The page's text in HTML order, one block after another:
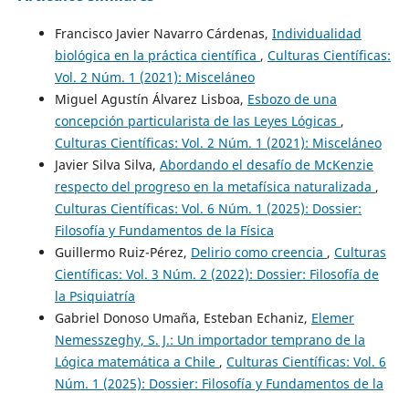
Francisco Javier Navarro Cárdenas, Individualidad
biológica en la práctica científica , Culturas Científicas:
Vol. 2 Núm. 1 (2021): Misceláneo
Miguel Agustín Álvarez Lisboa, Esbozo de una
concepción particularista de las Leyes Lógicas ,
Culturas Científicas: Vol. 2 Núm. 1 (2021): Misceláneo
Javier Silva Silva, Abordando el desafío de McKenzie
respecto del progreso en la metafísica naturalizada ,
Culturas Científicas: Vol. 6 Núm. 1 (2025): Dossier:
Filosofía y Fundamentos de la Física
Guillermo Ruiz-Pérez, Delirio como creencia , Culturas
Científicas: Vol. 3 Núm. 2 (2022): Dossier: Filosofía de
la Psiquiatría
Gabriel Donoso Umaña, Esteban Echaniz, Elemer
Nemesszeghy, S. J.: Un importador temprano de la
Lógica matemática a Chile , Culturas Científicas: Vol. 6
Núm. 1 (2025): Dossier: Filosofía y Fundamentos de la